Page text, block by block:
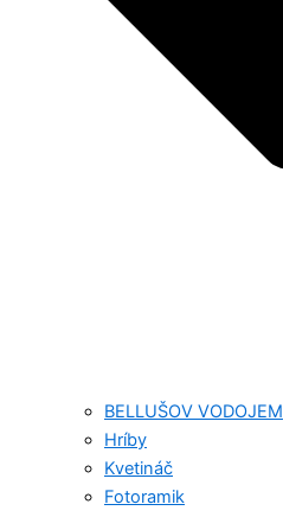
BELLUŠOV VODOJEM
Hríby
Kvetináč
Fotoramik